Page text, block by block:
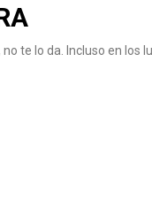
te lo da. Incluso en los